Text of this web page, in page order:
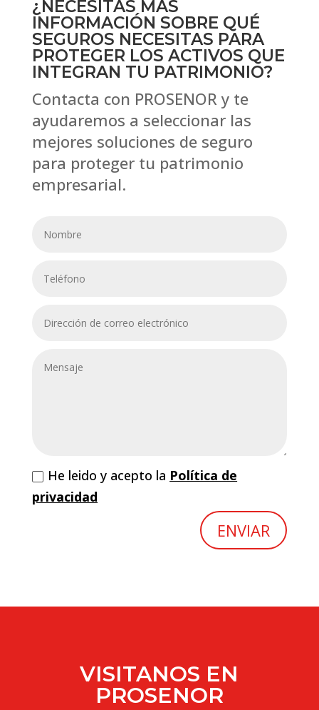
¿NECESITAS MÁS
INFORMACIÓN SOBRE QUÉ
SEGUROS NECESITAS PARA
PROTEGER LOS ACTIVOS QUE
INTEGRAN TU PATRIMONIO?
Contacta con PROSENOR y te
ayudaremos a seleccionar las
mejores soluciones de seguro
para proteger tu patrimonio
empresarial.
He leido y acepto la Política de
privacidad
ENVIAR
VISITANOS EN
PROSENOR